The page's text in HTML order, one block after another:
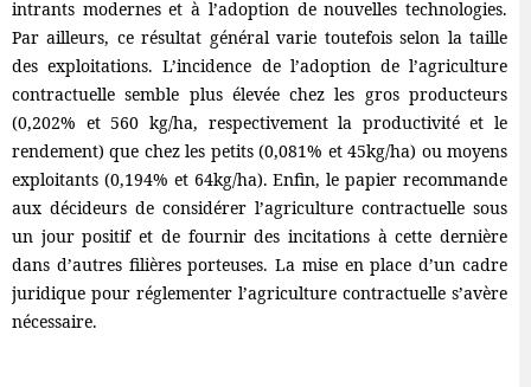
intrants modernes et à l’adoption de nouvelles technologies.
Par ailleurs, ce résultat général varie toutefois selon la taille
des exploitations. L’incidence de l’adoption de l’agriculture
contractuelle semble plus élevée chez les gros producteurs
(0,202% et 560 kg/ha, respectivement la productivité et le
rendement) que chez les petits (0,081% et 45kg/ha) ou moyens
exploitants (0,194% et 64kg/ha). Enfin, le papier recommande
aux décideurs de considérer l’agriculture contractuelle sous
un jour positif et de fournir des incitations à cette dernière
dans d’autres filières porteuses. La mise en place d’un cadre
juridique pour réglementer l’agriculture contractuelle s’avère
nécessaire.